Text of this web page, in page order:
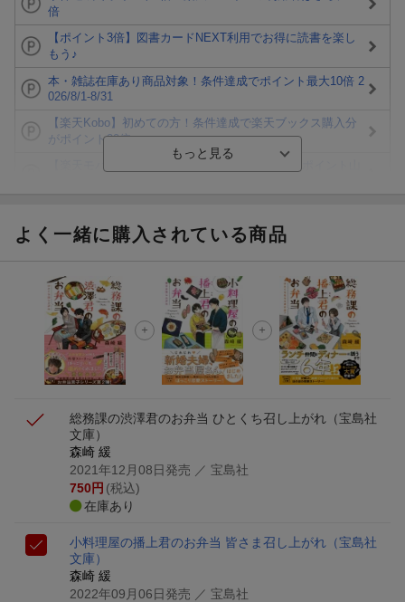
倍
【ポイント3倍】図書カードNEXT利用でお得に読書を楽し
もう♪
本・雑誌在庫あり商品対象！条件達成でポイント最大10倍 2
026/8/1-8/31
【楽天Kobo】初めての方！条件達成で楽天ブックス購入分
がポイント20倍
ト山分け
エントリー＆3,000円以上購入で無料データSIM（3GB/月プ
ラン）が当たる！
楽天モバイル紹介キャンペーンの拡散で300円OFFクーポン
進呈
よく一緒に購入されている商品
総務課の渋澤君のお弁当 ひとくち召し上がれ （宝島社
文庫）
森崎 緩
2021年12月08日発売 ／ 宝島社
750円 (税込)
在庫あり
小料理屋の播上君のお弁当 皆さま召し上がれ （宝島社
文庫）
森崎 緩
2022年09月06日発売 ／ 宝島社